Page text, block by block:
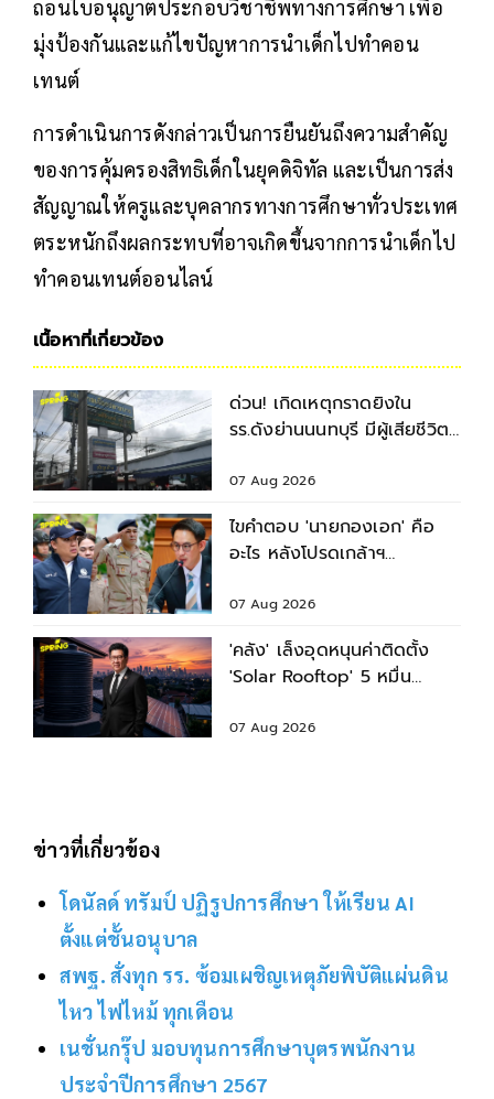
ถอนใบอนุญาตประกอบวิชาชีพทางการศึกษา เพื่อ
มุ่งป้องกันและแก้ไขปัญหาการนำเด็กไปทำคอน
เทนต์
การดำเนินการดังกล่าวเป็นการยืนยันถึงความสำคัญ
ของการคุ้มครองสิทธิเด็กในยุคดิจิทัล และเป็นการส่ง
สัญญาณให้ครูและบุคลากรทางการศึกษาทั่วประเทศ
ตระหนักถึงผลกระทบที่อาจเกิดขึ้นจากการนำเด็กไป
ทำคอนเทนต์ออนไลน์
เนื้อหาที่เกี่ยวข้อง
ด่วน! เกิดเหตุกราดยิงใน
รร.ดังย่านนนทบุรี มีผู้เสียชีวิต-
07 Aug 2026
ไขคำตอบ 'นายกองเอก' คือ
อะไร หลังโปรดเกล้าฯ
รมช.มหาดไทย
07 Aug 2026
'คลัง' เล็งอุดหนุนค่าติดตั้ง
'Solar Rooftop' 5 หมื่น
07 Aug 2026
ข่าวที่เกี่ยวข้อง
โดนัลด์ ทรัมป์ ปฏิรูปการศึกษา ให้เรียน AI
ตั้งแต่ชั้นอนุบาล
สพฐ. สั่งทุก รร. ซ้อมเผชิญเหตุภัยพิบัติแผ่นดิน
ไหว ไฟไหม้ ทุกเดือน
เนชั่นกรุ๊ป มอบทุนการศึกษาบุตรพนักงาน
ประจำปีการศึกษา 2567